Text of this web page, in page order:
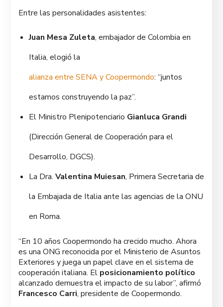
Entre las personalidades asistentes:
Juan Mesa Zuleta, embajador de Colombia en
Italia, elogió la
alianza entre SENA y Coopermondo: “juntos
estamos construyendo la paz”.
El Ministro Plenipotenciario Gianluca Grandi
(Dirección General de Cooperación para el
Desarrollo, DGCS).
La Dra.Valentina Muiesan, Primera Secretaria de
la Embajada de Italia ante las agencias de la ONU
en Roma.
“En 10 años Coopermondo ha crecido mucho. Ahora
es una ONG reconocida por el Ministerio de Asuntos
Exteriores y juega un papel clave en el sistema de
cooperación italiana. El posicionamiento político
alcanzado demuestra el impacto de su labor”, afirmó
Francesco Carri, presidente de Coopermondo.